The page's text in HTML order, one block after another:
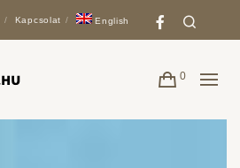
Kapcsolat English
0